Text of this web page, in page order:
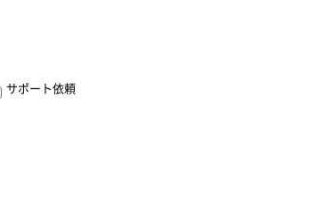
サポート依頼